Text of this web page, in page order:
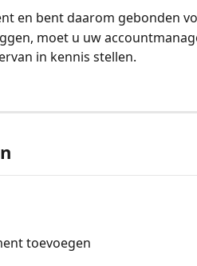
en bent daarom gebonden
moet u uw
in kennis stellen.
toevoegen